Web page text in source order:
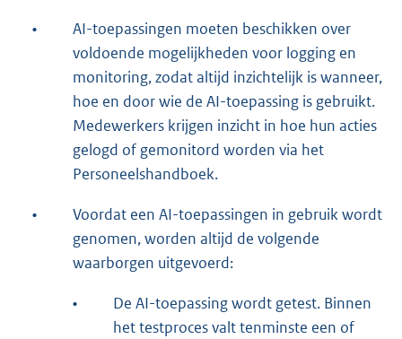
•
AI-toepassingen moeten beschikken over
voldoende mogelijkheden voor logging en
monitoring, zodat altijd inzichtelijk is wanneer,
hoe en door wie de AI-toepassing is gebruikt.
Medewerkers krijgen inzicht in hoe hun acties
gelogd of gemonitord worden via het
Personeelshandboek.
•
Voordat een AI-toepassingen in gebruik wordt
genomen, worden altijd de volgende
waarborgen uitgevoerd:
•
De AI-toepassing wordt getest. Binnen
het testproces valt tenminste een of